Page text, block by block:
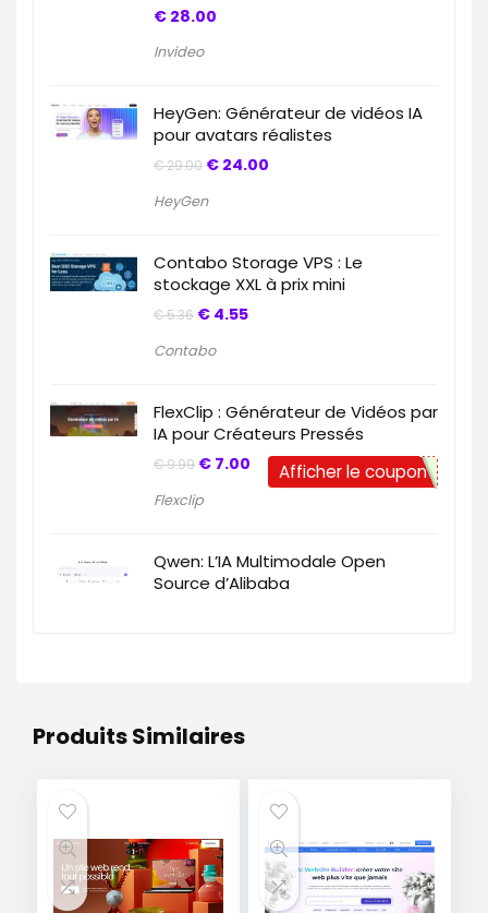
€ 28.00
Invideo
HeyGen: Générateur de vidéos IA
pour avatars réalistes
€29.00 € 24.00
HeyGen
Contabo Storage VPS : Le
stockage XXL à prix mini
€5.36 € 4.55
Contabo
FlexClip : Générateur de Vidéos par
IA pour Créateurs Pressés
€9.99 € 7.00
Flexclip
Afficher le coupon
Qwen: L’IA Multimodale Open
Source d’Alibaba
Produits Similaires